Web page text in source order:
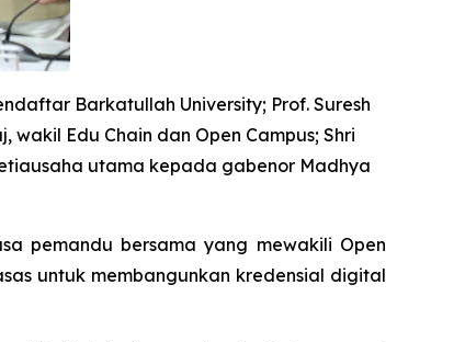
Barkatullah University; Prof. Suresh
wakil Edu Chain dan Open Campus; Shri
utama kepada gabenor Madhya
pemandu bersama yang mewakili Open
untuk membangunkan kredensial digital